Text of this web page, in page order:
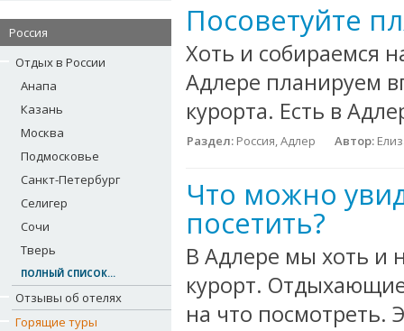
Россия
Отдых в России
Анапа
Казань
Москва
Подмосковье
Санкт-Петербург
Селигер
Сочи
Тверь
ПОЛНЫЙ СПИСОК...
Отзывы об отелях
Горящие туры
Посоветуйте
Хоть и собираемся
Адлере планируем
курорта. Есть в
Раздел: Россия, Адлер Автор:
Что можно
посетить?
В Адлере мы хоть и
курорт.
на что посмотреть.